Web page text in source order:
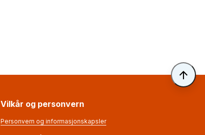
Til
Vilkår og personvern
Personvern og informasjonskapsler